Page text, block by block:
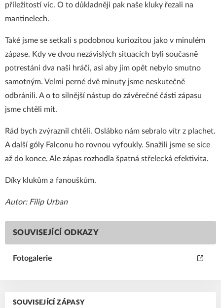
SOUVISEJÍCÍ ZÁPASY
příležitostí víc. O to důkladněji pak naše kluky řezali na
mantinelech.
Také jsme se setkali s podobnou kuriozitou jako v minulém
zápase. Kdy ve dvou nezávislých situacích byli současně
potrestáni dva naši hráči, asi aby jim opět nebylo smutno
samotným. Velmi perné dvě minuty jsme neskutečně
odbránili. A o to silnější nástup do závěrečné části zápasu
jsme chtěli mít.
Rád bych zvýraznil chtěli. Oslábko nám sebralo vítr z plachet.
A další góly Falconu ho rovnou vyfoukly. Snažili jsme se sice
až do konce. Ale zápas rozhodla špatná střelecká efektivita.
Díky klukům a fanouškům.
Autor: Filip Urban
SOUVISEJÍCÍ ODKAZY
Fotogalerie